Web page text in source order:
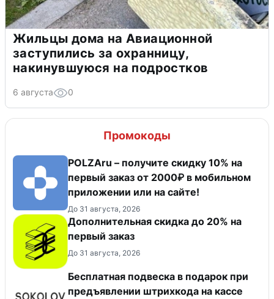
Жильцы дома на Авиационной
заступились за охранницу,
накинувшуюся на подростков
6 августа 0
Промокоды
POLZAru – получите скидку 10% на
первый заказ от 2000₽ в мобильном
приложении или на сайте!
До 31 августа, 2026
Дополнительная скидка до 20% на
первый заказ
До 31 августа, 2026
Бесплатная подвеска в подарок при
предъявлении штрихкода на кассе